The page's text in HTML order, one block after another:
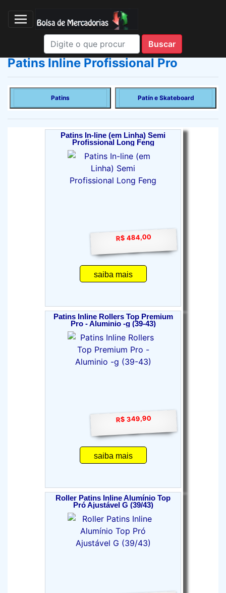
Patins Inline Profissional Pro
Patins Patín e Skateboard
Patins In-line (em Linha) Semi
Profissional Long Feng
R$ 484,00
saiba mais
Patins Inline Rollers Top Premium
Pro - Aluminio -g (39-43)
R$ 349,90
saiba mais
Roller Patins Inline Alumínio Top
Pró Ajustável G (39/43)